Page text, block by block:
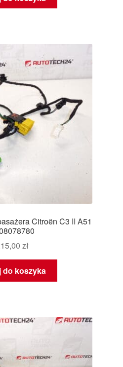
Citroën C3 II A51
zł
do koszyka